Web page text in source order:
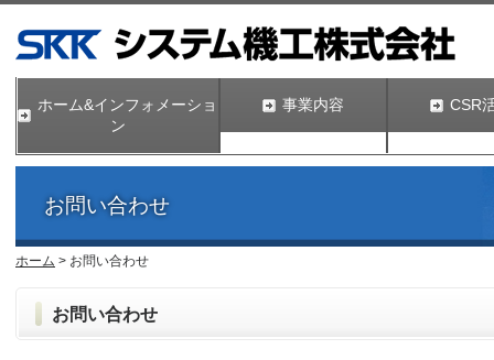
ホーム&インフォメーショ
ン
事業内容 CSR
お問い合わせ
ホーム > お問い合わせ
お問い合わせ